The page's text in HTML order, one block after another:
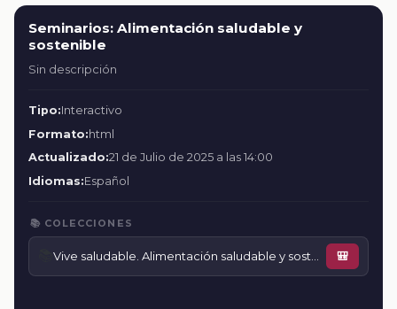
Seminarios: Alimentación saludable y
sostenible
Sin descripción
Tipo:Interactivo
Formato:html
Actualizado:21 de Julio de 2025 a las 14:00
Idiomas:Español
📚 COLECCIONES
📚 🎒